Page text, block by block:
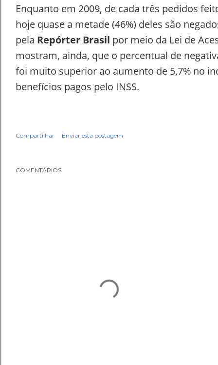
Enquanto em 2009, de cada três pedidos
hoje quase a metade (46%) deles são
pela Repórter Brasil por meio da Lei de
mostram, ainda, que o percentual de
foi muito superior ao aumento de 5,7% no
benefícios pagos pelo INSS.
Compartilhar Enviar esta postagem
COMENTÁRIOS